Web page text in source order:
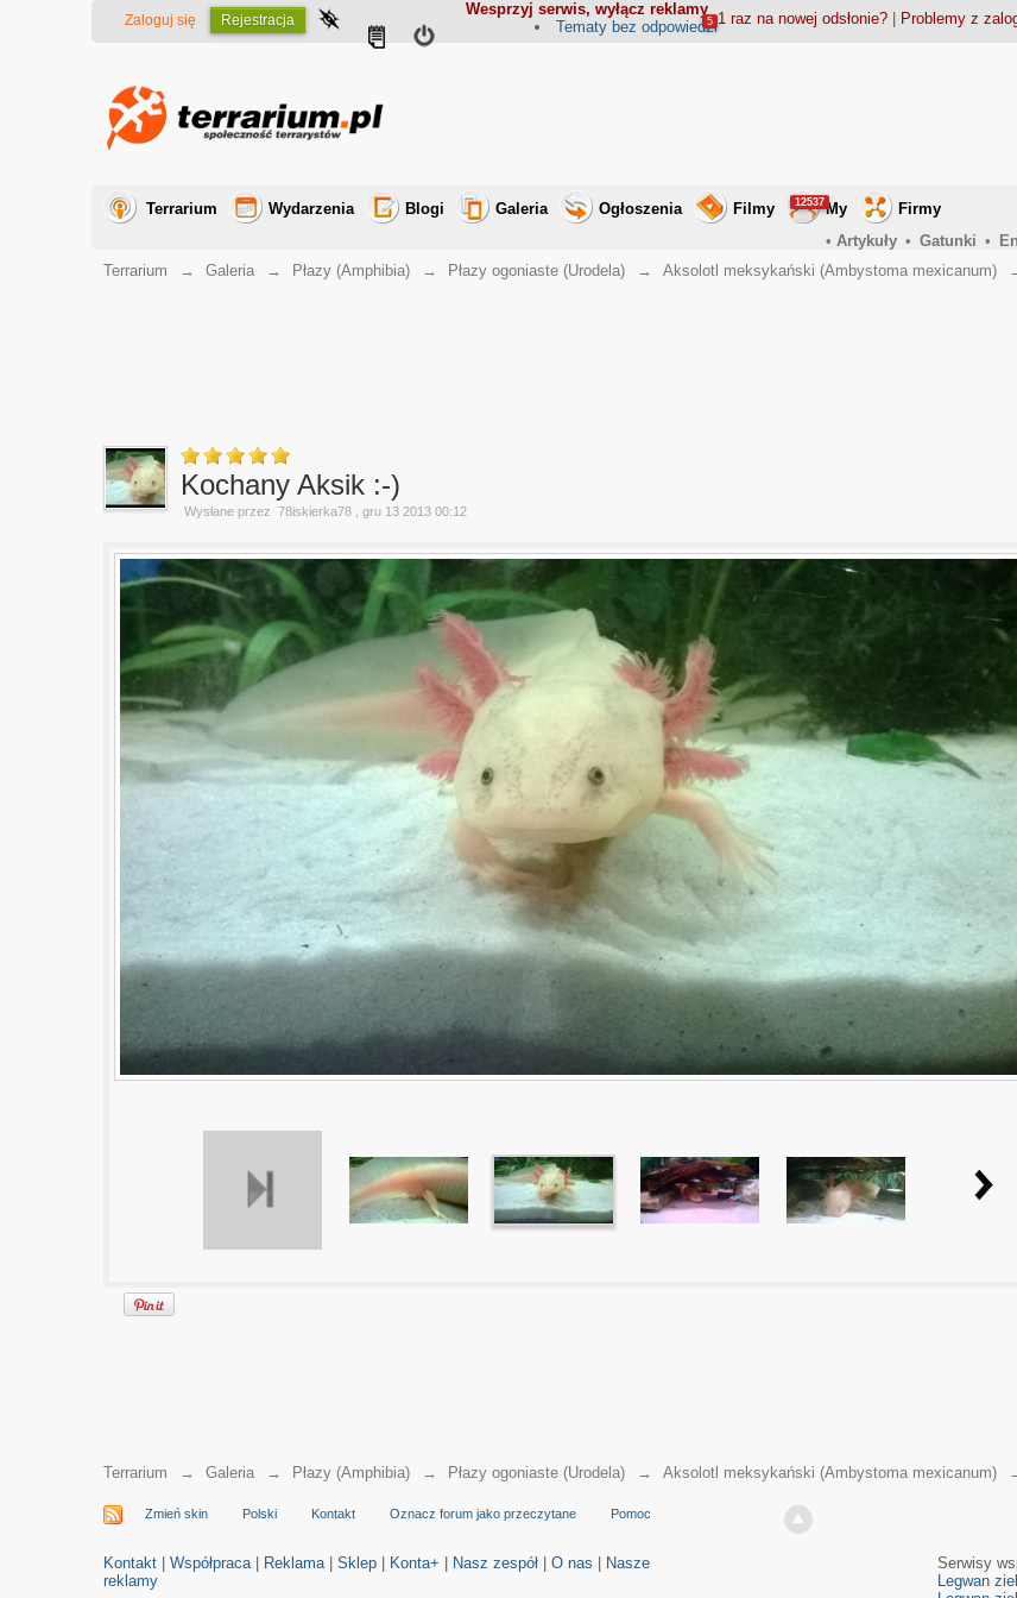
Wesprzyj serwis, wyłącz reklamy
Zaloguj się Rejestracja 1 raz na nowej odsłonie?| Problemy z
Tematy bez odpowiedzi
5
Terrarium Wydarzenia Blogi Galeria Ogłoszenia Filmy My
12537
Firmy
• Artykuły • Gatunki •
Terrarium
→ Galeria → Płazy (Amphibia) → Płazy ogoniaste (Urodela) → Aksolotl meksykański (Ambystoma mexicanum)
Kochany Aksik :-)
Wysłane przez 78iskierka78 , gru 13 2013 00:12
Terrarium → Galeria → Płazy (Amphibia) → Płazy ogoniaste (Urodela) → Aksolotl meksykański (Ambystoma mexicanum)
Zmień skin Polski Kontakt Oznacz forum jako przeczytane Pomoc
Kontakt |Współpraca Reklama |Sklep Konta+ Nasz zespół |O nas
Nasze
reklamy
Serwisy
Legwan